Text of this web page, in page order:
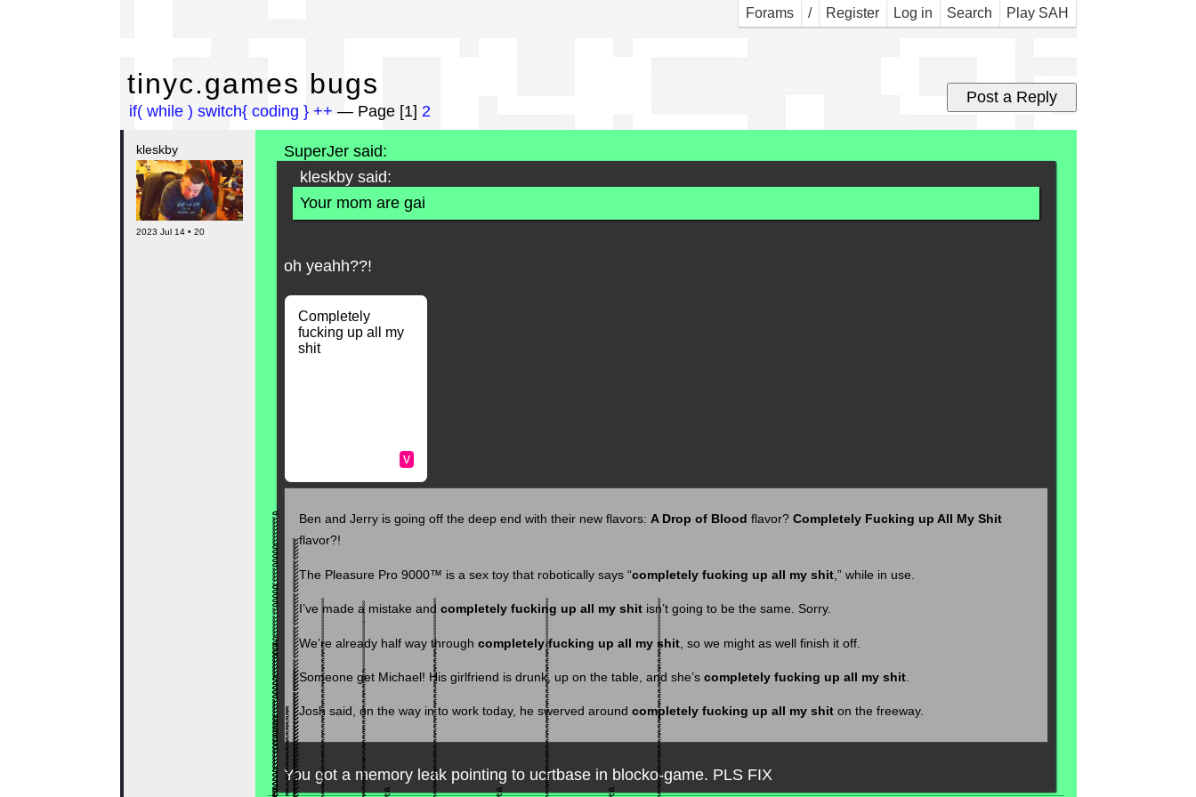
Play SAH
Search
Log in
Register
/
Forams
tinyc.games bugs
if( while ) switch{ coding } ++ — Page [1] 2
kleskby
2023 Jul 14 • 20
SuperJer said:
kleskby said:
Your mom are gai
oh yeahh??!
Completely
fucking up all my
shit
v
Ben and Jerry is going off the deep end with their new flavors: A Drop of Blood flavor? Completely Fucking up All My Shit
flavor?!
The Pleasure Pro 9000™ is a sex toy that robotically says “completely fucking up all my shit,” while in use.
I’ve made a mistake and completely fucking up all my shitisn’t going to be the same. Sorry.
We’re already half way through completely fucking up all my shit, so we might as well finish it off.
Someone get Michael! His girlfriend is drunk, up on the table, and she’s completely fucking up all my shit.
Josh said, on the way in to work today, he swerved around completely fucking up all my shiton the freeway.
You got a memory leak pointing to ucrtbase in blocko-game. PLS FIX